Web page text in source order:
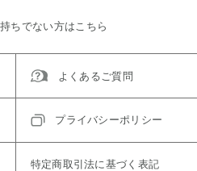
ちでない方はこちら
よくあるご質問
プライバシーポリシー
特定商取引法に基づく表記